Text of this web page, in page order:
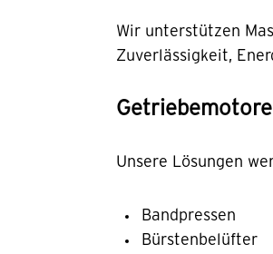
Wir unterstützen
Zuverlässigkeit,
Unsere Lösungen
Bandpressen
Bürstenbelüfter